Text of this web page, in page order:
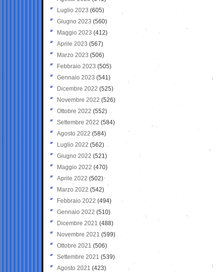
Luglio 2023 (605)
Giugno 2023 (560)
Maggio 2023 (412)
Aprile 2023 (567)
Marzo 2023 (506)
Febbraio 2023 (505)
Gennaio 2023 (541)
Dicembre 2022 (525)
Novembre 2022 (526)
Ottobre 2022 (552)
Settembre 2022 (584)
Agosto 2022 (584)
Luglio 2022 (562)
Giugno 2022 (521)
Maggio 2022 (470)
Aprile 2022 (502)
Marzo 2022 (542)
Febbraio 2022 (494)
Gennaio 2022 (510)
Dicembre 2021 (488)
Novembre 2021 (599)
Ottobre 2021 (506)
Settembre 2021 (539)
Agosto 2021 (423)